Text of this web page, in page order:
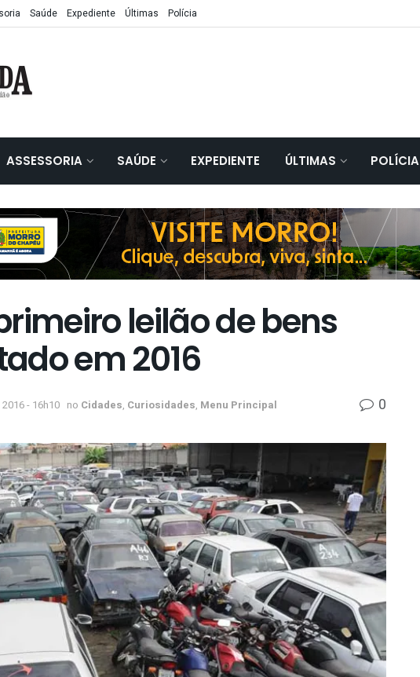
Saúde Expediente Últimas Polícia
ASSESSORIA SAÚDE EXPEDIENTE ÚLTIMAS POLÍCIA
leilão de bens
em 2016
- 16h10 no Cidades, Curiosidades, Menu Principal 0